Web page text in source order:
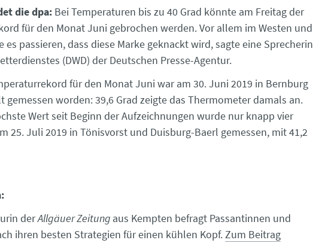
die dpa: Bei Temperaturen bis zu 40 Grad könnte am Freitag der
für den Monat Juni gebrochen werden. Vor allem im Westen und
es passieren, dass diese Marke geknackt wird, sagte eine Sprecherin
(DWD) der Deutschen Presse-Agentur.
für den Monat Juni war am 30. Juni 2019 in Bernburg
gemessen worden: 39,6 Grad zeigte das Thermometer damals an.
Wert seit Beginn der Aufzeichnungen wurde nur knapp vier
25. Juli 2019 in Tönisvorst und Duisburg-Baerl gemessen, mit 41,2
derAllgäuer Zeitung aus Kempten befragt Passantinnen und
ihren besten Strategien für einen kühlen Kopf.Zum Beitrag